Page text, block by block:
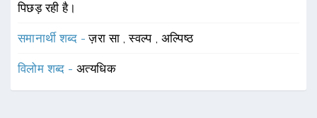
पिछड़ रही है।
समानार्थी शब्द -ज़रा सा ,स्वल्प ,अल्पिष्ठ
विलोम शब्द - अत्यधिक